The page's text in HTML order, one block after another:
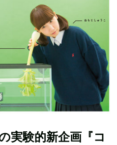
実験的新企画『コ